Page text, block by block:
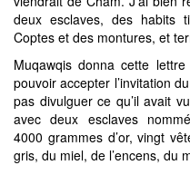
deux esclaves, des habits
Coptes et des montures, et
Muqawqis donna cette
pouvoir accepter l’invitation
pas divulguer ce qu’il avait
avec deux esclaves
4000 grammes d’or, vingt
gris, du miel, de l’encens, du